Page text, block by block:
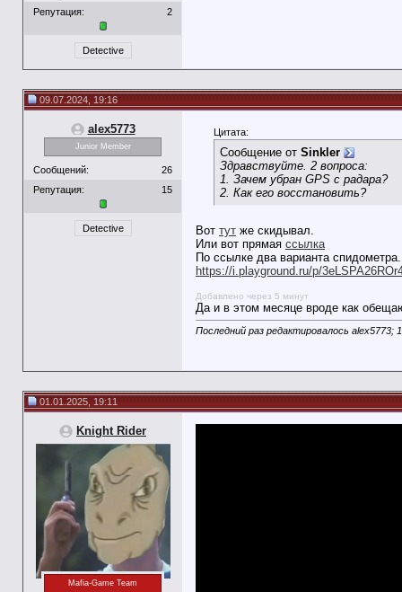
Репутация:
2
Detective
09.07.2024, 19:16
alex5773
Junior Member
Сообщений:
26
Репутация:
15
Detective
Цитата:
Сообщение от Sinkler
Здравствуйте. 2 вопроса:
1. Зачем убран GPS с радара?
2. Как его восстановить?
Вот тут же скидывал.
Или вот прямая ссылка
По ссылке два варианта
https://i.playground.ru/p/
Добавлено через 5 минут
Да и в этом месяце вроде как
Последний раз редактировалось alex5773;
01.01.2025, 19:11
Knight Rider
Mafia-Game Team